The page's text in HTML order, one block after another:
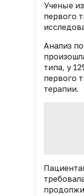
Ученые
первого
Анализ
типа, у
первого
терапии.